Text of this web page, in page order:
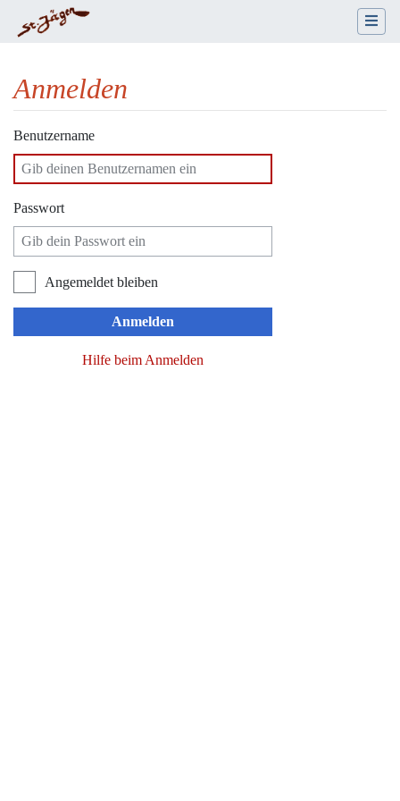
Anmelden
Wechseln zu:Navigation
Benutzername
Passwort
Angemeldet bleiben
Anmelden
Hilfe beim Anmelden